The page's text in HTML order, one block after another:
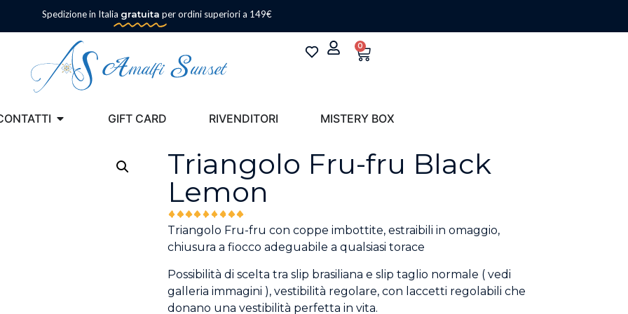
Spedizione in Italia gratuita per ordini superiori a 149€
0
GIFT CARD RIVENDITORI MISTERY BOX
Triangolo Fru-fru Black
Lemon
Triangolo Fru-fru con coppe imbottite, estraibili in omaggio,
chiusura a fiocco adeguabile a qualsiasi torace
Possibilità di scelta tra slip brasiliana e slip taglio normale ( vedi
galleria immagini ), vestibilità regolare, con laccetti regolabili che
donano una vestibilità perfetta in vita.